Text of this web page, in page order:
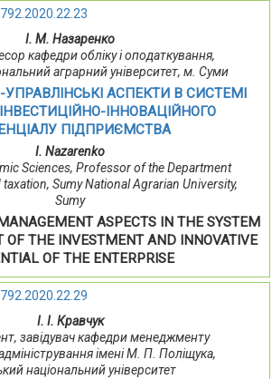
І. М. Назаренко
кафедри обліку і оподаткування,
аграрний університет, м. Суми
АСПЕКТИ В СИСТЕМІ
ІННОВАЦІЙНОГО
ПІДПРИЄМСТВА
I. Nazarenko
Sciences, Professor of the Department
Sumy National Agrarian University,
Sumy
ASPECTS IN THE SYSTEM
OF THE INVESTMENT AND INNOVATIVE
OF THE ENTERPRISE
І. І. Кравчук
завідувач кафедри менеджменту
адміністрування імені М. П. Поліщука,
національний університет